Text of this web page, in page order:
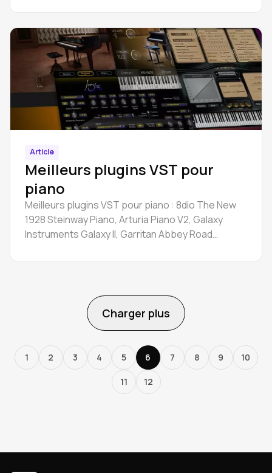
Article
Meilleurs plugins VST pour
piano
Meilleurs plugins VST pour piano : 8dio The New
1928 Steinway Piano, Arturia Piano V2, Galaxy
Instruments Galaxy II, Garritan Abbey Road
Charger plus
1 2 3 4 5 6 7 8 9 10
11 12